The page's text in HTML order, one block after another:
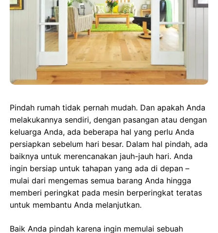
Pindah rumah tidak pernah mudah. Dan apakah Anda
melakukannya sendiri, dengan pasangan atau dengan
keluarga Anda, ada beberapa hal yang perlu Anda
persiapkan sebelum hari besar. Dalam hal pindah, ada
baiknya untuk merencanakan jauh-jauh hari. Anda
ingin bersiap untuk tahapan yang ada di depan –
mulai dari mengemas semua barang Anda hingga
memberi peringkat pada mesin berperingkat teratas
untuk membantu Anda melanjutkan.
Baik Anda pindah karena ingin memulai sebuah